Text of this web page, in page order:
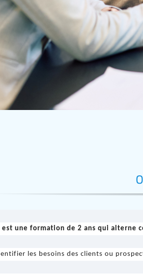
est une formation de 2 ans qui
les besoins des clients ou